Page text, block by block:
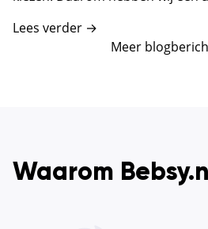
Lees verder →
Meer
Waarom